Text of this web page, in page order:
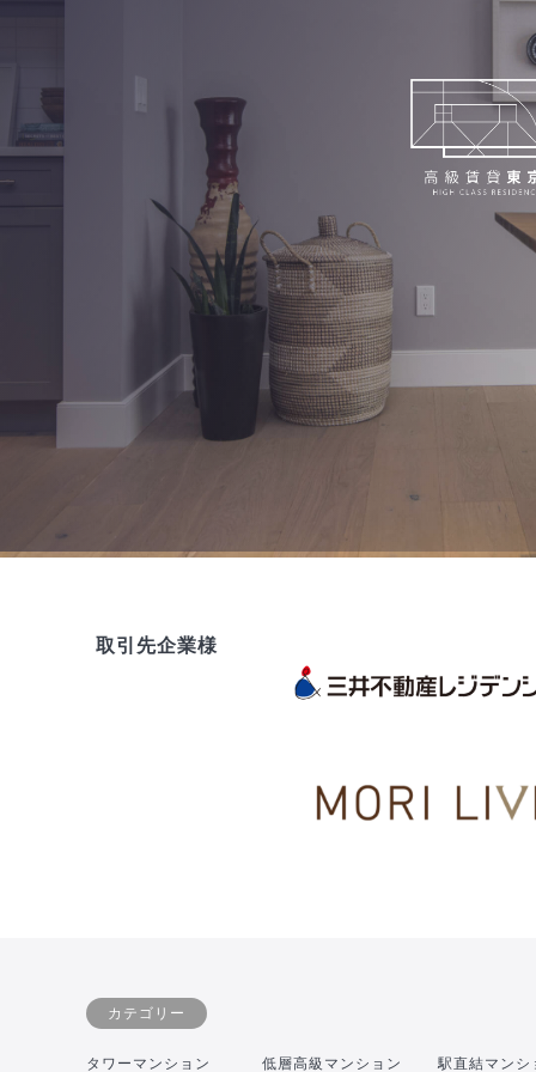
取引先企業様
カテゴリー
タワーマンション 低層高級マンション 駅直結マンシ